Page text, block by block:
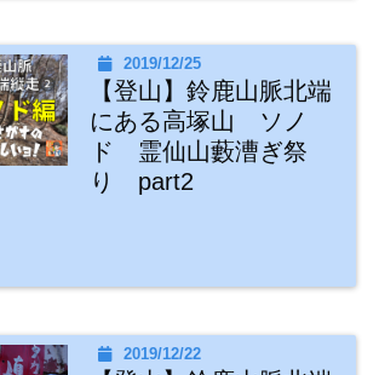
2019/12/25
【登山】鈴鹿山脈北端
にある高塚山 ソノ
ド 霊仙山藪漕ぎ祭
り part2
2019/12/22